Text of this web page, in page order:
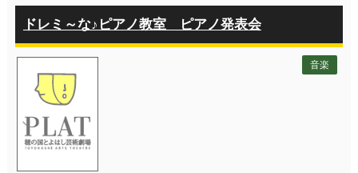
ドレミ～な♪ピアノ教室 ピアノ発表会
音楽